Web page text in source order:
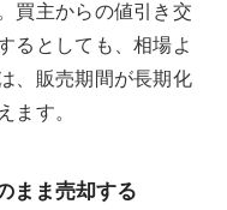
買主からの値引き交
るとしても、相場よ
、販売期間が長期化
す。
まま売却する